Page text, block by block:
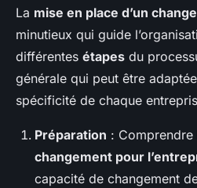
La mise en place d’un
minutieux qui guide
différentes étapes du
générale qui peut être
spécificité de chaque
Préparation :
changement pour
capacité de changement